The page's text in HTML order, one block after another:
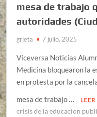
mesa de trabajo
autoridades
grieta 7 julio, 2025
Viceversa Noticias
Medicina bloquearon la
en protesta por la
mesa de trabajo …
crisis de la educacion